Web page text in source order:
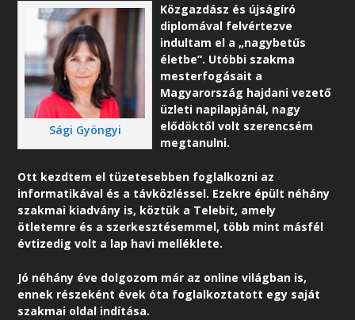
Sági Gyöngyi
Közgazdász és újságíró
diplomával felvértezve
indultam el a „nagybetűs
életbe”. Utóbbi szakma
mesterfogásait a
Magyarország hajdani vezető
üzleti napilapjánál, nagy
elődöktől volt szerencsém
megtanulni.
Ott kezdtem el tüzetesebben foglalkozni az
informatikával és a távközléssel. Ezekre épült néhány
szakmai kiadvány is, köztük a Telebit, amely
ötletemre és a szerkesztésemmel, több mint másfél
évtizedig volt a lap havi melléklete.
Jó néhány éve dolgozom már az online világban is,
ennek részeként évek óta foglalkoztatott egy saját
szakmai oldal indítása.